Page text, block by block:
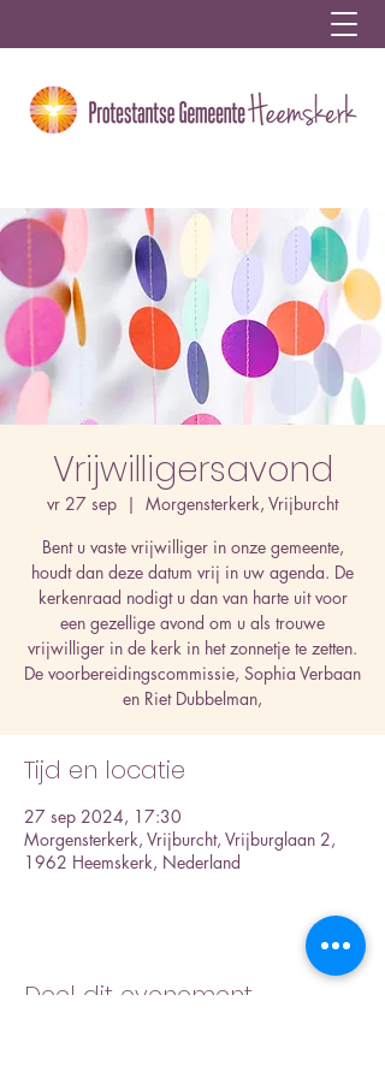
Vrijwilligersavond
vr 27 sep
  |
Morgensterkerk, Vrijburcht
Bent u vaste vrijwilliger in onze gemeente,
houdt dan deze datum vrij in uw agenda. De
kerkenraad nodigt u dan van harte uit voor
een gezellige avond om u als trouwe
vrijwilliger in de kerk in het zonnetje te zetten.
De voorbereidingscommissie, Sophia Verbaan
en Riet Dubbelman,
Tijd en locatie
27 sep 2024, 17:30
Morgensterkerk, Vrijburcht, Vrijburglaan 2,
1962 Heemskerk, Nederland
Deel dit evenement